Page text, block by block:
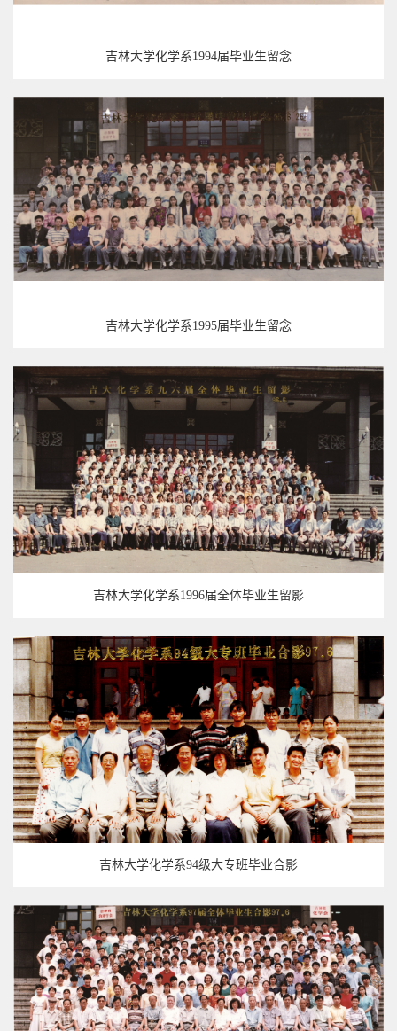
吉林大学化学系1994届毕业生留念
吉林大学化学系1995届毕业生留念
吉林大学化学系1996届全体毕业生留影
吉林大学化学系94级大专班毕业合影